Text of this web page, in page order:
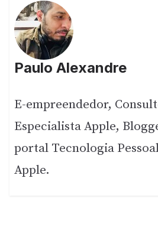
Paulo Alexandre
E-empreendedor,
Especialista Apple,
portal Tecnologia
Apple.